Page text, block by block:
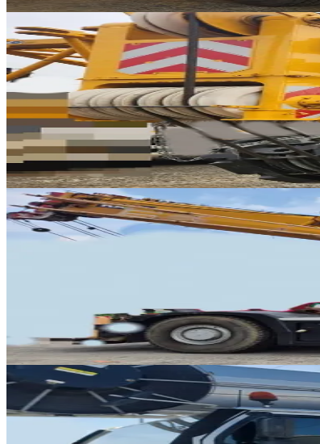
Liebherr · AT 크레인 ·AT-280
NEW
LTM 1300-6.3
2024년식 · 300톤
가격 문의 1
339
판매중
Kato · RT 크레인· RT-336
2006년식 · 65톤
가격 문의
12
판매중
Liebherr · AT 크레인·AT-315